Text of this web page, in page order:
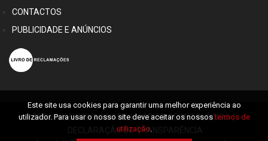
CONTACTOS
PUBLICIDADE E ANÚNCIOS
TERMOS E PRIVACIDADE|CÓDIGO DEONTOLÓGICO|
DECLARAÇÃO DE TRANSPARÊNCIA
Este site usa cookies para garantir uma melhor experiência ao
utilizador. Para usar o nosso site deve aceitar os nossostermos de
utilização.